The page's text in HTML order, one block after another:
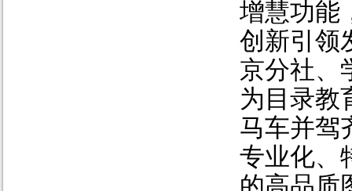
增慧功能
创新引领
京分社、
为目录教
马车并驾
专业化、